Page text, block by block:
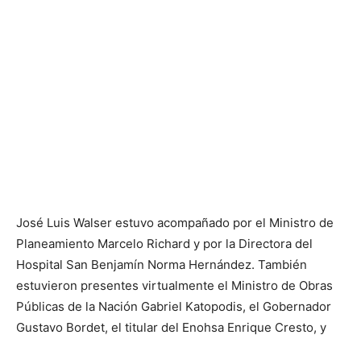
José Luis Walser estuvo acompañado por el Ministro de
Planeamiento Marcelo Richard y por la Directora del
Hospital San Benjamín Norma Hernández. También
estuvieron presentes virtualmente el Ministro de Obras
Públicas de la Nación Gabriel Katopodis, el Gobernador
Gustavo Bordet, el titular del Enohsa Enrique Cresto, y